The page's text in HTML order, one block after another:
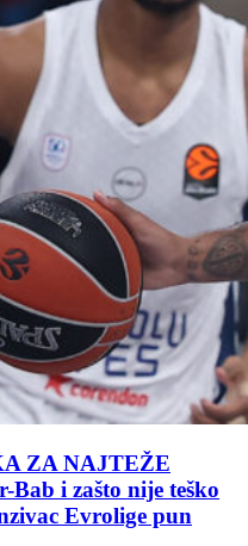
ZA NAJTEŽE
i zašto nije teško
Evrolige pun